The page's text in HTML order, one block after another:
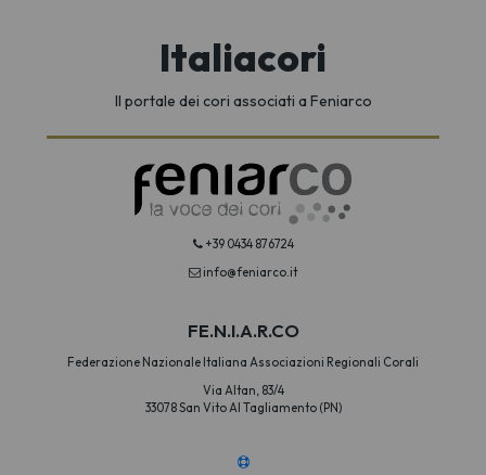
Italiacori
Il portale dei cori associati a Feniarco
+39 0434 876724
info@feniarco.it
FE.N.I.A.R.CO
Federazione Nazionale Italiana Associazioni Regionali Corali
Via Altan, 83/4
33078 San Vito Al Tagliamento (PN)